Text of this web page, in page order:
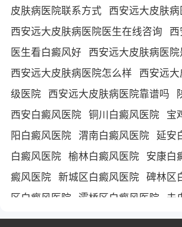
皮肤病医院联系方式 西安远大皮肤
西安远大皮肤病医院医生在线咨询
医生看白癜风好 西安远大皮肤病医
西安远大皮肤病医院怎么样 西安远
级医院 西安远大皮肤病医院靠谱吗
西安白癜风医院 铜川白癜风医院 宝
阳白癜风医院 渭南白癜风医院 延安
白癜风医院 榆林白癜风医院 安康白
癜风医院 新城区白癜风医院 碑林区
区白癜风医院 灞桥区白癜风医院 未
雁塔区白癜风医院 阎良区白癜风医院